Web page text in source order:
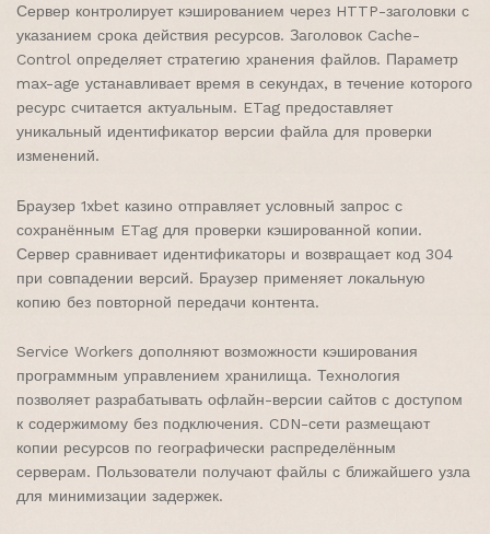
Сервер контролирует кэшированием через HTTP-заголовки с
указанием срока действия ресурсов. Заголовок Cache-
Control определяет стратегию хранения файлов. Параметр
max-age устанавливает время в секундах, в течение которого
ресурс считается актуальным. ETag предоставляет
уникальный идентификатор версии файла для проверки
изменений.
Браузер 1xbet казино отправляет условный запрос с
сохранённым ETag для проверки кэшированной копии.
Сервер сравнивает идентификаторы и возвращает код 304
при совпадении версий. Браузер применяет локальную
копию без повторной передачи контента.
Service Workers дополняют возможности кэширования
программным управлением хранилища. Технология
позволяет разрабатывать офлайн-версии сайтов с доступом
к содержимому без подключения. CDN-сети размещают
копии ресурсов по географически распределённым
серверам. Пользователи получают файлы с ближайшего узла
для минимизации задержек.